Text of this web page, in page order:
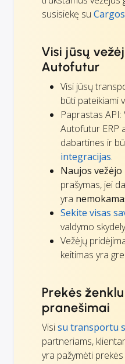
susisiekę su
Visi jūsų
Autofutur
Visi jūsų
būti pateikiami
Paprastas API:
Autofutur ERP
dabartines ir
integracijas.
Naujos
prašymas, jei
yra
Sekite visas
valdymo
Vežėjų
keitimas yra
Prekės
pranešimai
Visisu transportu
partneriams,
yra pažymėti